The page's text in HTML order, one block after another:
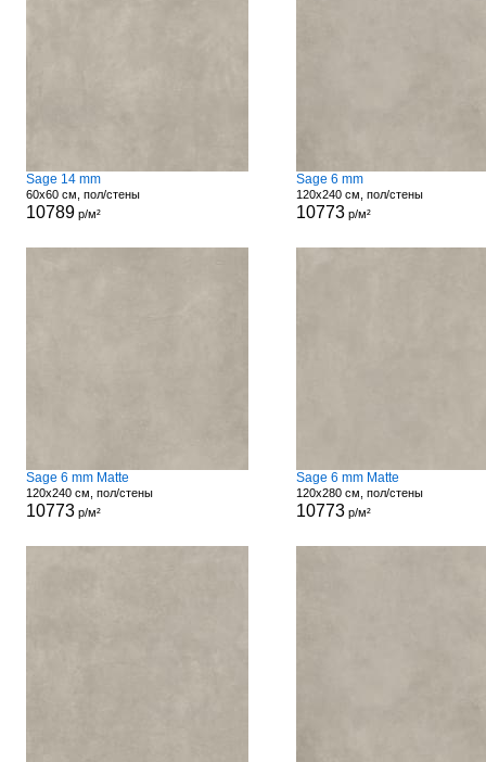
Sage 14 mm
60x60 см, пол/стены
10789р/м²
Sage 6 mm
120x240 см, пол/стены
10773р/м²
Sage 6 mm Matte
120x240 см, пол/стены
10773р/м²
Sage 6 mm Matte
120x280 см, пол/стены
10773р/м²